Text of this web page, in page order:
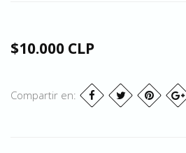
$10.000 CLP
Compartir en: